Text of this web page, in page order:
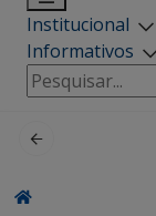
Institucional
Informativos
Pesquisar
por: